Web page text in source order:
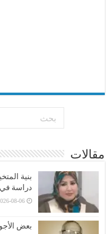
مقالات
بنية
دراسة في
08-06
بعض